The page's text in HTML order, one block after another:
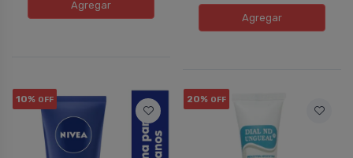
Agregar
Agregar
10% OFF 20% OFF